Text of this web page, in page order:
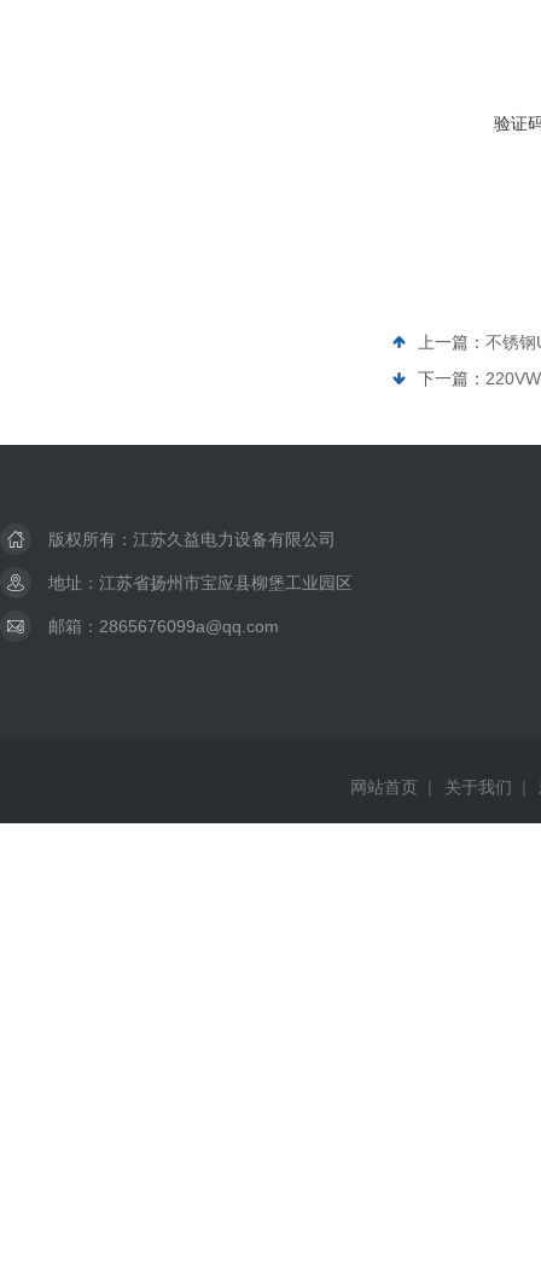
验证
上一篇： 不锈钢
下一篇：
版权所有：江苏久益电力设备有限公司
地址：江苏省扬州市宝应县柳堡工业园区
邮箱：2865676099a@qq.com
网站首页 | 关于我们 |